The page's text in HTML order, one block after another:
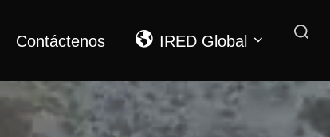
Contáctenos IRED Global